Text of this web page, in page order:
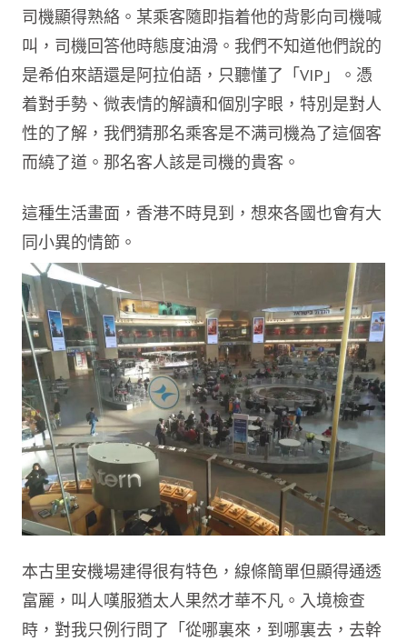
司機顯得熟絡。某乘客隨即指着他的背影向司機喊
叫，司機回答他時態度油滑。我們不知道他們說的
是希伯來語還是阿拉伯語，只聽懂了「VIP」。憑
着對手勢、微表情的解讀和個別字眼，特別是對人
性的了解，我們猜那名乘客是不满司機為了這個客
而繞了道。那名客人該是司機的貴客。
這種生活畫面，香港不時見到，想來各國也會有大
同小異的情節。
本古里安機場建得很有特色，線條簡單但顯得通透
富麗，叫人嘆服猶太人果然才華不凡。入境檢查
時，對我只例行問了「從哪裏來，到哪裏去，去幹